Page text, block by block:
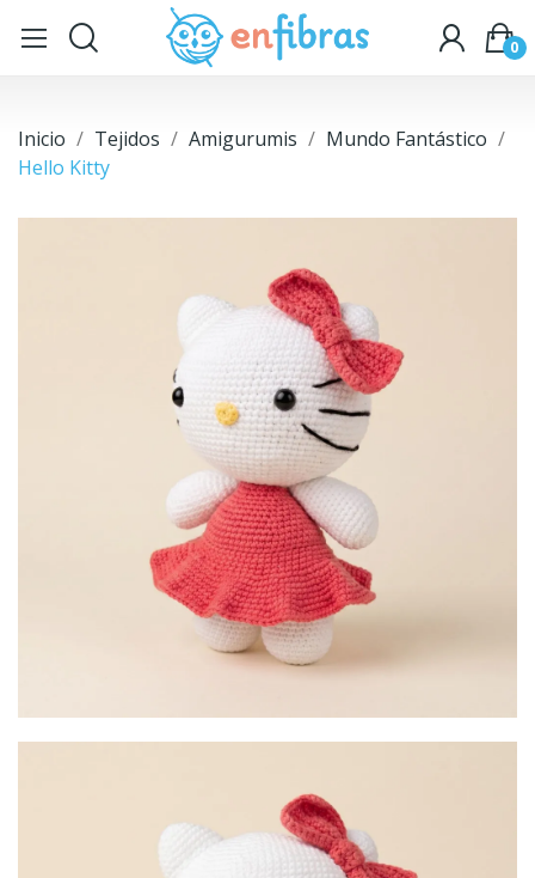
0
Inicio Tejidos Amigurumis
Mundo Fantástico
Hello Kitty